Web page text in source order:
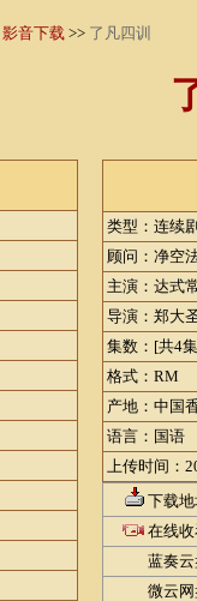
影音下载 >> 了凡四训
类型：连续
顾问：净空
主演：达式
导演：郑大
集数：[共4
格式：RM
产地：中国
语言：国语
上传时间：
下载
在线
蓝奏
微云